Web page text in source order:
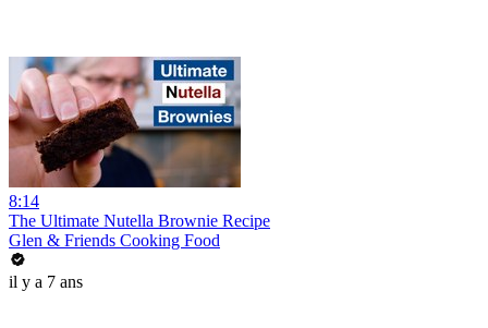
8:14
The Ultimate Nutella Brownie Recipe
Glen & Friends Cooking Food
il y a 7 ans